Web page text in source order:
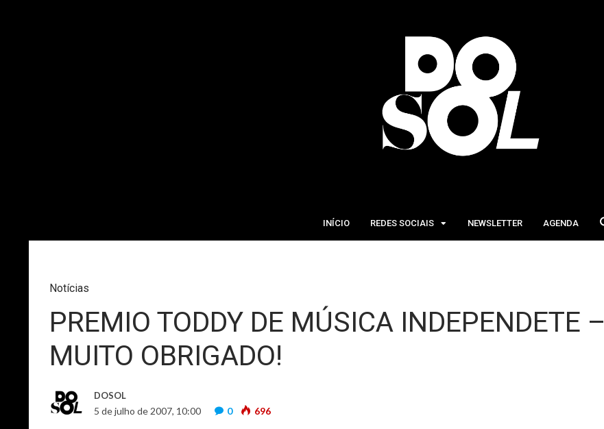
INÍCIO REDES SOCIAIS NEWSLETTER AGENDA
Notícias
PREMIO TODDY DE MÚSICA INDEPENDETE –
MUITO OBRIGADO!
DOSOL
5 de julho de 2007, 10:00 0 696